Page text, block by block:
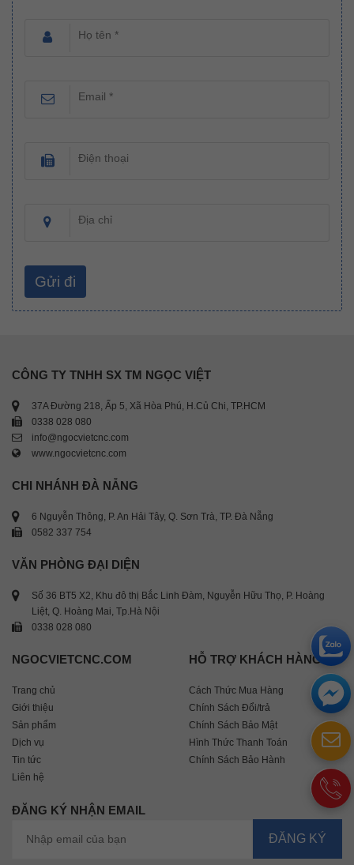
Họ tên *
Email *
Điện thoại
Địa chỉ
CÔNG TY TNHH SX TM NGỌC VIỆT
37A Đường 218, Ấp 5, Xã Hòa Phú, H.Củ Chi, TP.HCM
0338 028 080
info@ngocvietcnc.com
www.ngocvietcnc.com
CHI NHÁNH ĐÀ NẴNG
6 Nguyễn Thông, P. An Hải Tây, Q. Sơn Trà, TP. Đà Nẵng
0582 337 754
VĂN PHÒNG ĐẠI DIỆN
Số 36 BT5 X2, Khu đô thị Bắc Linh Đàm, Nguyễn Hữu Thọ, P. Hoàng
Liệt, Q. Hoàng Mai, Tp.Hà Nội
0338 028 080
NGOCVIETCNC.COM
Trang chủ
Giới thiệu
Sản phẩm
Dịch vụ
Tin tức
Liên hệ
HỖ TRỢ KHÁCH HÀNG
Cách Thức Mua Hàng
Chính Sách Đổi/trả
Chính Sách Bảo Mật
Hình Thức Thanh Toán
Chính Sách Bảo Hành
ĐĂNG KÝ NHẬN EMAIL